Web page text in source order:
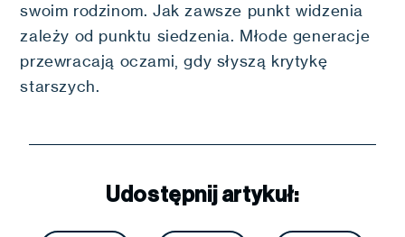
swoim rodzinom. Jak zawsze punkt widzenia
zależy od punktu siedzenia. Młode generacje
przewracają oczami, gdy słyszą krytykę
starszych.
Udostępnij artykuł: